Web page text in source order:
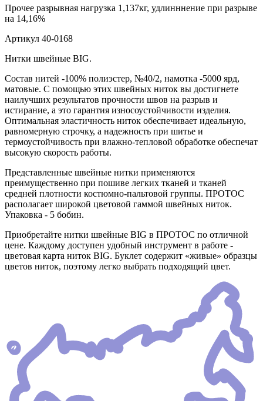
Прочее разрывная нагрузка 1,137кг, удлинннение при разрыве
на 14,16%
Артикул 40-0168
Нитки швейные BIG.
Состав нитей -100% полиэстер, №40/2, намотка -5000 ярд,
матовые. С помощью этих швейных ниток вы достигнете
наилучших результатов прочности швов на разрыв и
истирание, а это гарантия износоустойчивости изделия.
Оптимальная эластичность ниток обеспечивает идеальную,
равномерную строчку, а надежность при шитье и
термоустойчивость при влажно-тепловой обработке обеспечат
высокую скорость работы.
Представленные швейные нитки применяются
преимущественно при пошиве легких тканей и тканей
средней плотности костюмно-пальтовой группы. ПРОТОС
располагает широкой цветовой гаммой швейных ниток.
Упаковка - 5 бобин.
Приобретайте нитки швейные BIG в ПРОТОС по отличной
цене. Каждому доступен удобный инструмент в работе -
цветовая карта ниток BIG. Буклет содержит «живые» образцы
цветов ниток, поэтому легко выбрать подходящий цвет.